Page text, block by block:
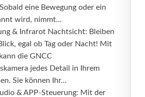
eine Bewegung oder ein
wird, nimmt...
& Infrarot Nachtsicht: Bleiben
egal ob Tag oder Nacht! Mit
die GNCC
jedes Detail in Ihrem
Sie können Ihr...
& APP-Steuerung: Mit der